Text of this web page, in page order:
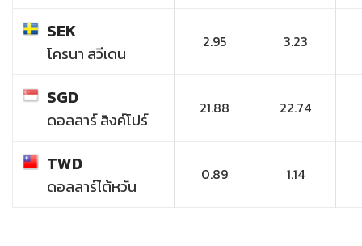
SEK
โครนา สวีเดน
2.95 3.23
SGD
ดอลลาร์ สิงค์โปร์
21.88 22.74
TWD
ดอลลาร์ไต้หวัน
0.89 1.14